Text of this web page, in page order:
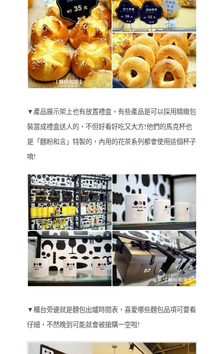
▼產品展示架上也有放置禮盒，有些產品是可以採用精緻包
裝當成禮盒送人的，不但好看好吃又大方!他們的馬克杯也
是「麵粉和言」特製的，內用的花茶系列都會使用這個杯子
唷!
▼櫃台旁邊就是麵包出爐時間表，喜愛哪些麵包品項可要看
仔細，不然晚到可能就會被搶購一空啦!